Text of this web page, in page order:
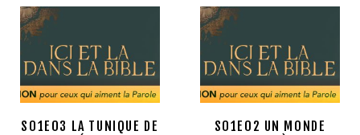
S01E03 LA TUNIQUE DE
S01E02 UN MONDE